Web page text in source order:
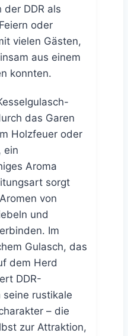
der DDR als
oder
vielen Gästen,
aus einem
konnten.
das Garen
Holzfeuer oder
ein
Aroma
sorgt
von
und
Im
Gulasch, das
dem Herd
DDR-
seine rustikale
– die
zur Attraktion,